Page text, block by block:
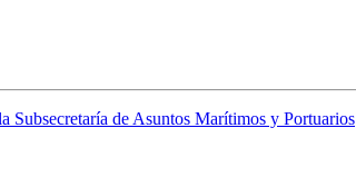
de Asuntos Marítimos y Portuarios